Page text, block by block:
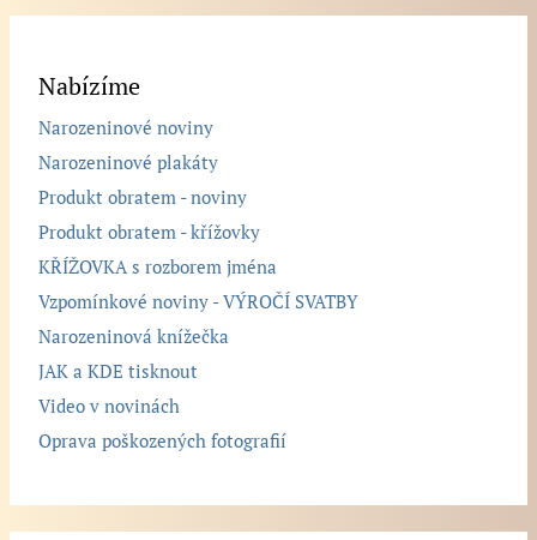
Nabízíme
Narozeninové noviny
Narozeninové plakáty
Produkt obratem - noviny
Produkt obratem - křížovky
KŘÍŽOVKA s rozborem jména
Vzpomínkové noviny - VÝROČÍ SVATBY
Narozeninová knížečka
JAK a KDE tisknout
Video v novinách
Oprava poškozených fotografií